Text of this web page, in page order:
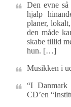
Den evne
hjalp
planer,
den måde
skabe tillid
hun. […]
Musikken i
“I
CD’en